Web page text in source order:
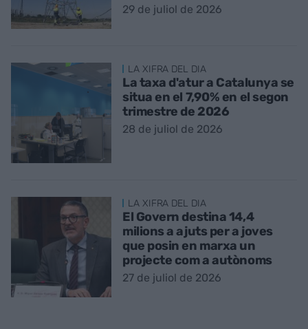
29 de juliol de 2026
LA XIFRA DEL DIA
La taxa d'atur a Catalunya se
situa en el 7,90% en el segon
trimestre de 2026
28 de juliol de 2026
LA XIFRA DEL DIA
El Govern destina 14,4
milions a ajuts per a joves
que posin en marxa un
projecte com a autònoms
27 de juliol de 2026